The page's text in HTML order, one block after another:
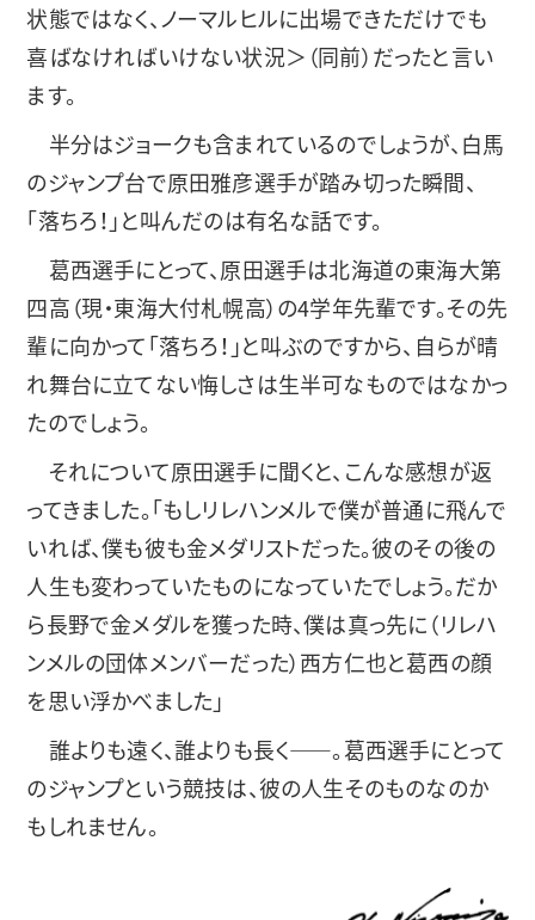
状態ではなく、ノーマルヒルに出場できただけでも
喜ばなければいけない状況＞（同前）だったと言い
ます。
半分はジョークも含まれているのでしょうが、白馬
のジャンプ台で原田雅彦選手が踏み切った瞬間、
「落ちろ！」と叫んだのは有名な話です。
葛西選手にとって、原田選手は北海道の東海大第
四高（現・東海大付札幌高）の4学年先輩です。その先
輩に向かって「落ちろ！」と叫ぶのですから、自らが晴
れ舞台に立てない悔しさは生半可なものではなかっ
たのでしょう。
それについて原田選手に聞くと、こんな感想が返
ってきました。「もしリレハンメルで僕が普通に飛んで
いれば、僕も彼も金メダリストだった。彼のその後の
人生も変わっていたものになっていたでしょう。だか
ら長野で金メダルを獲った時、僕は真っ先に（リレハ
ンメルの団体メンバーだった）西方仁也と葛西の顔
を思い浮かべました」
誰よりも遠く、誰よりも長く――。葛西選手にとって
のジャンプという競技は、彼の人生そのものなのか
もしれません。